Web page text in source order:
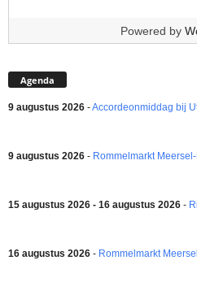
Powered by
Agenda
9 augustus 2026 -Accordeonmiddag bij
9 augustus 2026 - Rommelmarkt
15 augustus 2026 - 16 augustus 2026 -
16 augustus 2026 - Rommelmarkt